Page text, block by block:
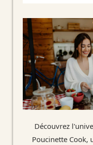
Découvrez
Poucinette Cook,